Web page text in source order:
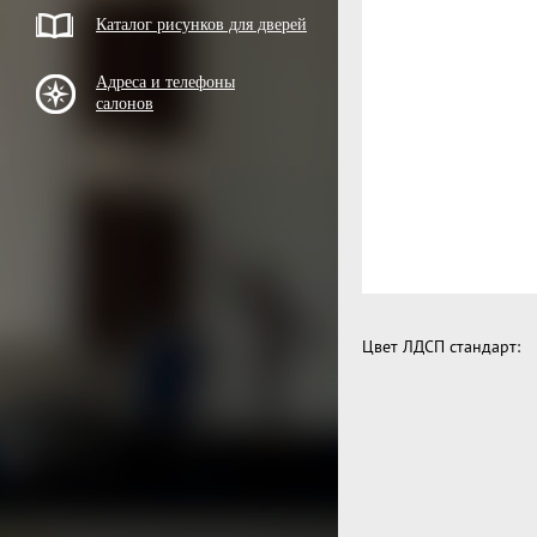
Каталог рисунков для дверей
Адреса и телефоны
салонов
Цвет ЛДСП стандарт: